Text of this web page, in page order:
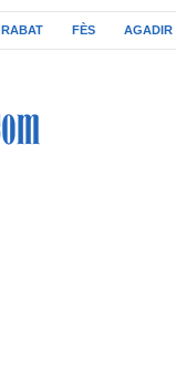
RABAT FÈS AGADIR